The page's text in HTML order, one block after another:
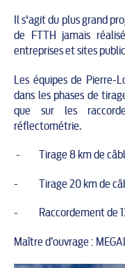
Il s'agit du plus grand
de FTTH jamais
entreprises et sites
Les équipes de Pierre-
dans les phases de
que sur les
réflectométrie.
- Tirage 8 km de
- Tirage 20 km de
- Raccordement de
Maître d’ouvrage :